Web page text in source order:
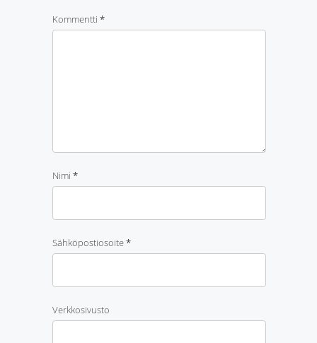
Kommentti *
Nimi *
Sähköpostiosoite*
Verkkosivusto